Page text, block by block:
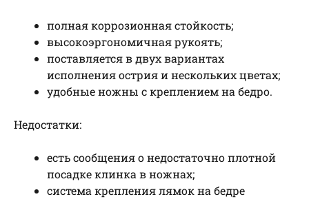
полная коррозионная стойкость;
высокоэргономичная рукоять;
поставляется в двух вариантах
исполнения острия и нескольких цветах;
удобные ножны с креплением на бедро.
Недостатки:
есть сообщения о недостаточно плотной
посадке клинка в ножнах;
система крепления лямок на бедре